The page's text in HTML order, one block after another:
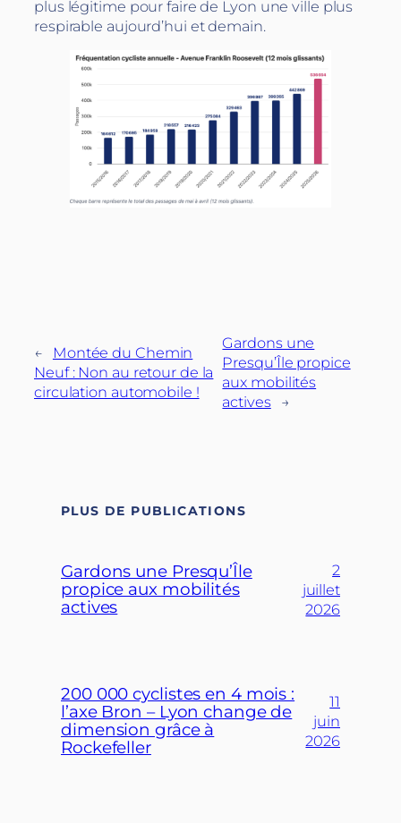
plus légitime pour faire de Lyon une ville plus
respirable aujourd’hui et demain.
←
Montée du Chemin
Neuf : Non au retour de la
circulation automobile !
Gardons une
Presqu’Île propice
aux mobilités
actives
→
PLUS DE PUBLICATIONS
Gardons une Presqu’Île
propice aux mobilités
actives
2
juillet
2026
200 000 cyclistes en 4 mois :
l’axe Bron – Lyon change de
dimension grâce à
Rockefeller
11
juin
2026